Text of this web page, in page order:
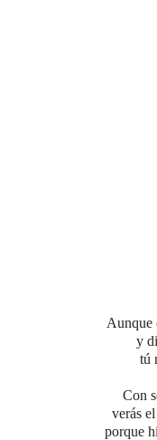
Aunque
y
tú
Con
verás
porque